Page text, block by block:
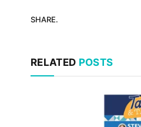
SHARE.
RELATED POSTS